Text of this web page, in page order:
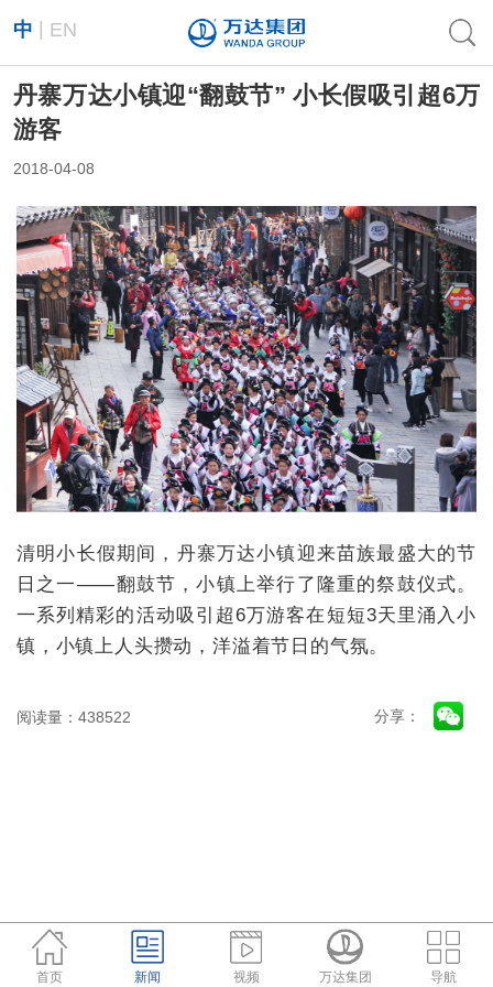
中 | EN
丹寨万达小镇迎“翻鼓节” 小长假吸引超6万
游客
2018-04-08
清明小长假期间，丹寨万达小镇迎来苗族最盛大的节
日之一——翻鼓节，小镇上举行了隆重的祭鼓仪式。
一系列精彩的活动吸引超6万游客在短短3天里涌入小
镇，小镇上人头攒动，洋溢着节日的气氛。
阅读量：438522 分享：
首页 新闻 视频 万达集团 导航